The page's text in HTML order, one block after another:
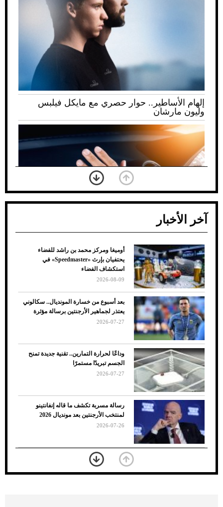
إلهام الأساطير.. حوار حصري مع مايكل فيلبس
وليون مارشان
ضعف تبريد مكيف السيارة عند الوقوف.. أشهر
الأسباب والحلول
7 نصائح لاختيار لون البنطلون المناسب للقميص
الأسود
آخر الأخبار
أوميغا ومركز محمد بن راشد للفضاء
يحتفيان بإرث «Speedmaster» في
استكشاف الفضاء
2026-08-09
بعد أسبوع من خسارة المونديال.. سكالوني
يعتذر لجماهير الأرجنتين برسالة مؤثرة
2026-07-27
وداعًا لحرارة التمارين.. تقنية جديدة تمنح
الجسم تبريدًا مستمرًا
2026-07-27
رسالة مسربة تكشف ما قاله إنفانتينو
لمنتخب الأرجنتين بعد مونديال 2026
2026-07-26
«الجوازات» تكشف طريقة استخراج رقم
الحدود للزائر عبر أبشر